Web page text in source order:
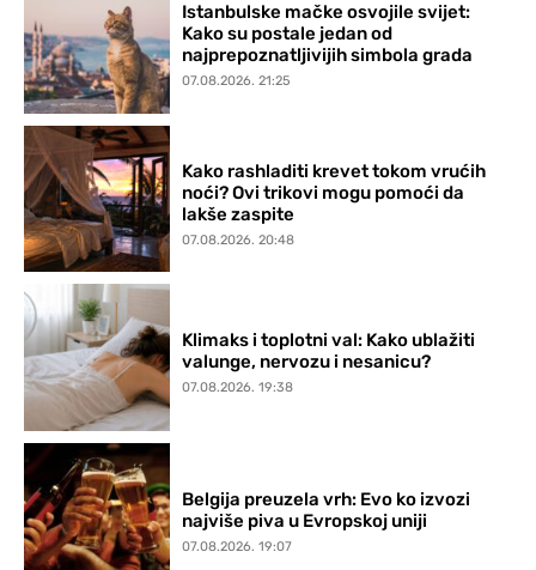
Istanbulske mačke osvojile svijet:
Kako su postale jedan od
najprepoznatljivijih simbola grada
07.08.2026. 21:25
Kako rashladiti krevet tokom vrućih
noći? Ovi trikovi mogu pomoći da
lakše zaspite
07.08.2026. 20:48
Klimaks i toplotni val: Kako ublažiti
valunge, nervozu i nesanicu?
07.08.2026. 19:38
Belgija preuzela vrh: Evo ko izvozi
najviše piva u Evropskoj uniji
07.08.2026. 19:07